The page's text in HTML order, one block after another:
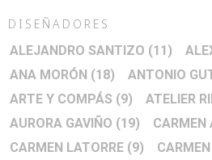
DISEÑADORES
ALEJANDRO SANTIZO (11)
ANA MORÓN (18) ANTONIO
ARTE Y COMPÁS (9) ATELIER
AURORA GAVIÑO (19) CARMEN
CARMEN LATORRE (9)